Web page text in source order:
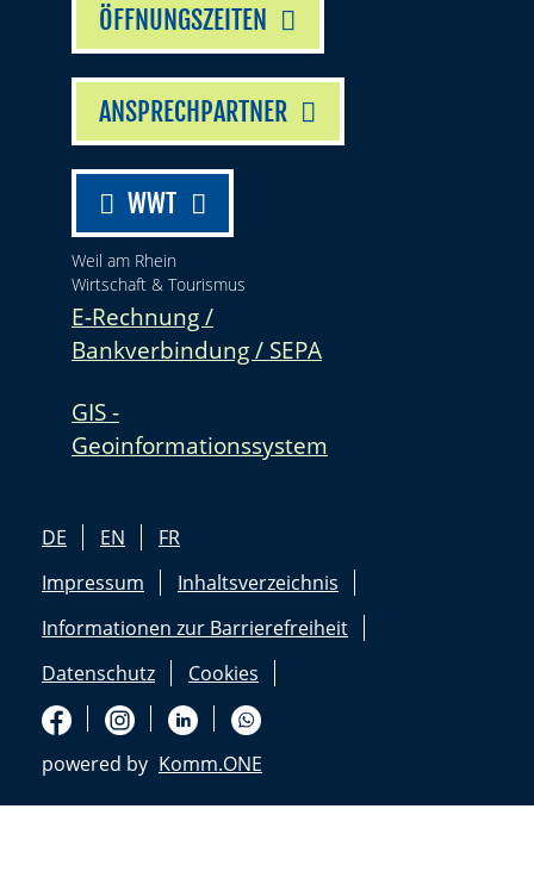
ÖFFNUNGSZEITEN
ANSPRECHPARTNER
WWT
Weil am Rhein
Wirtschaft & Tourismus
E-Rechnung /
Bankverbindung / SEPA
GIS -
Geoinformationssystem
DE EN
FR
Impressum
Inhaltsverzeichnis
Informationen zur Barrierefreiheit
Datenschutz
Cookies
powered by Komm.ONE